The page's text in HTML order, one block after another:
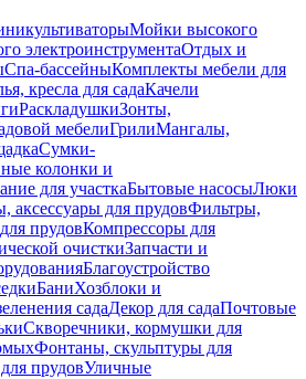
Мойки высокого
электроинструментаОтдых и
Спа-бассейныКомплекты мебели для
кресла для садаКачели
РаскладушкиЗонты,
мебелиГрилиМангалы,
Сумки-
колонки и
для участкаБытовые насосыЛюки
аксессуары для прудовФильтры,
прудовКомпрессоры для
очисткиЗапчасти и
Благоустройство
БаниХозблоки и
садаДекор для садаПочтовые
Скворечники, кормушки для
Фонтаны, скульптуры для
прудовУличные